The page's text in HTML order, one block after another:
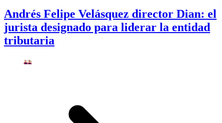
Andrés Felipe Velásquez director Dian: el
jurista designado para liderar la entidad
tributaria